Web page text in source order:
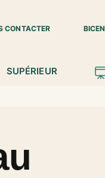
CONTACTER
SUPÉRIEUR